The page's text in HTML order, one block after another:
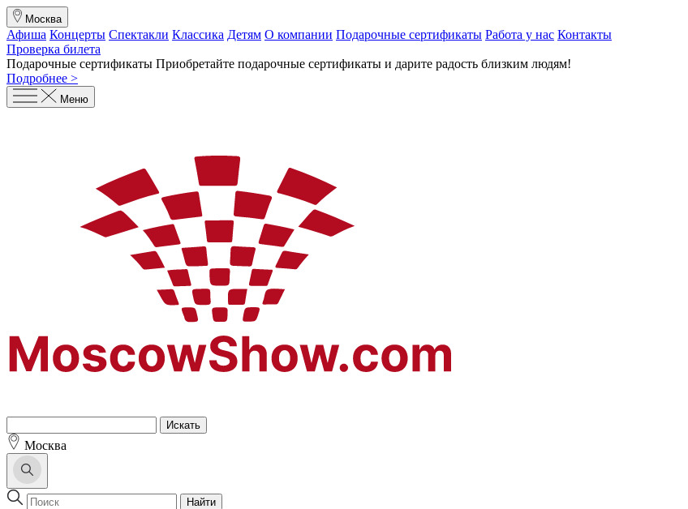
Москва
Афиша Концерты Спектакли Классика Детям О компании Подарочные сертификаты Работа у нас Контакты
Проверка билета
Подарочные сертификаты Приобретайте подарочные сертификаты и дарите радость близким людям!
Подробнее >
Меню
Москва
Найти